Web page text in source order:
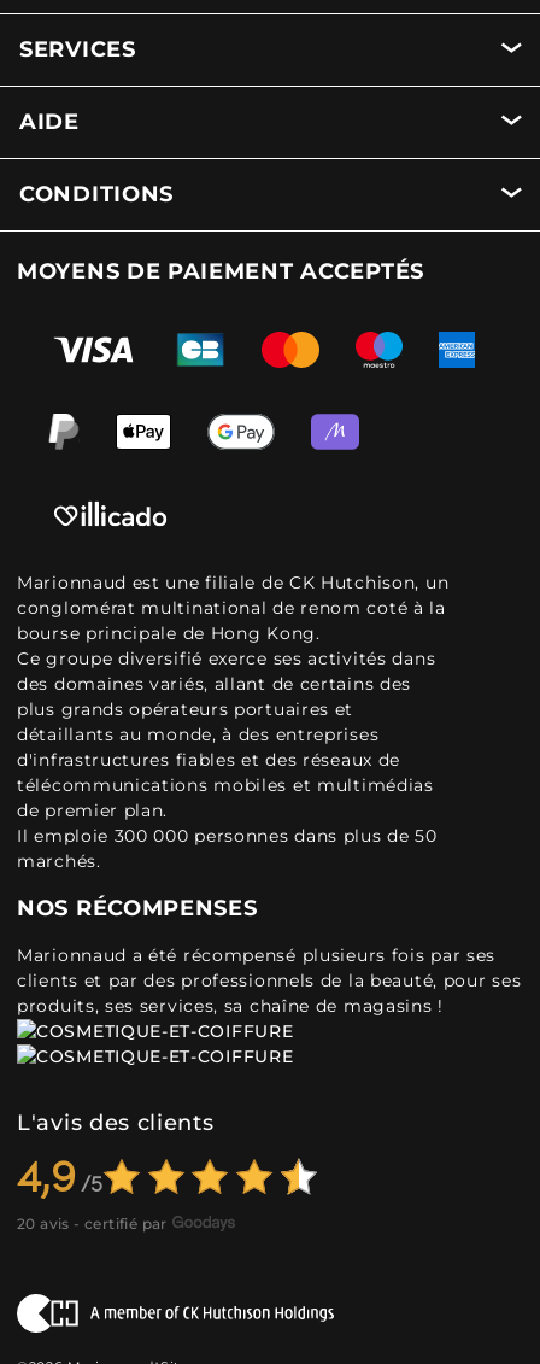
SERVICES
AIDE
CONDITIONS
MOYENS DE PAIEMENT ACCEPTÉS
Marionnaud est une filiale de CK Hutchison, un
conglomérat multinational de renom coté à la
bourse principale de Hong Kong.
Ce groupe diversifié exerce ses activités dans
des domaines variés, allant de certains des
plus grands opérateurs portuaires et
détaillants au monde, à des entreprises
d'infrastructures fiables et des réseaux de
télécommunications mobiles et multimédias
de premier plan.
Il emploie 300 000 personnes dans plus de 50
marchés.
NOS RÉCOMPENSES
Marionnaud a été récompensé plusieurs fois par ses
clients et par des professionnels de la beauté, pour ses
produits, ses services, sa chaîne de magasins !
L'avis des clients
4,9
20 avis - certifié par